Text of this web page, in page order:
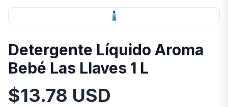
Detergente Líquido Aroma
Bebé Las Llaves 1 L
Información del Producto
$13.78 USD